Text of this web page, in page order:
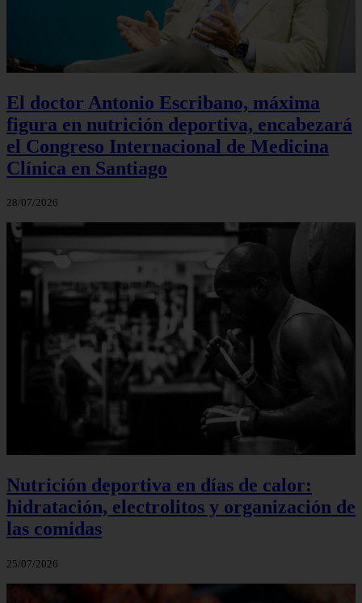
El doctor Antonio Escribano, máxima
figura en nutrición deportiva, encabezará
el Congreso Internacional de Medicina
Clínica en Santiago
28/07/2026
Nutrición deportiva en días de calor:
hidratación, electrolitos y organización de
las comidas
25/07/2026